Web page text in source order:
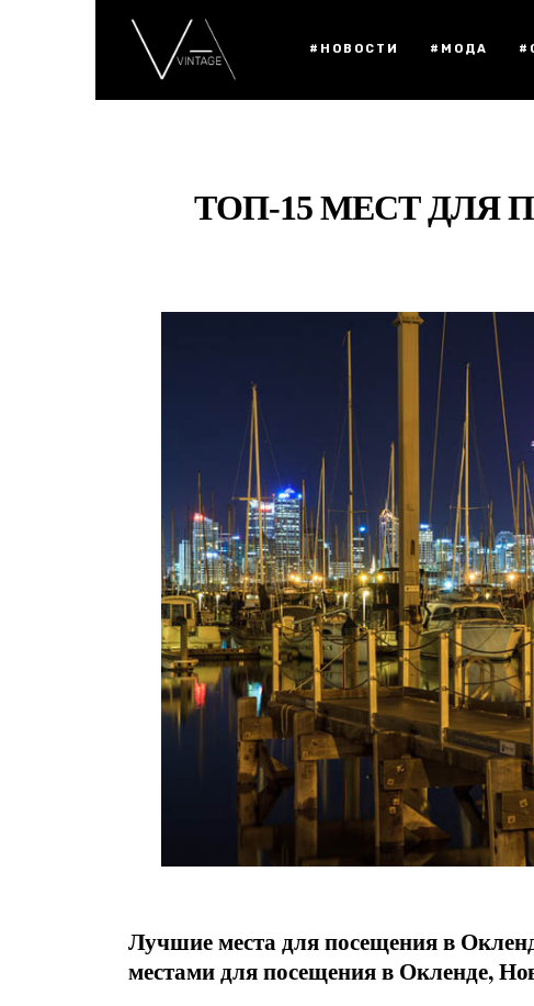
#НОВОСТИ #МОДА
ТОП-15 МЕСТ ДЛЯ
Лучшие места для посещения в
местами для посещения в Окленде,